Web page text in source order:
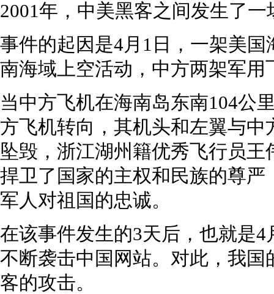
2001年，中美黑客之间发生了
事件的起因是4月1日，一架美
南海域上空活动，中方两架军
当中方飞机在海南岛东南104公
方飞机转向，其机头和左翼与
坠毁，浙江湖州籍优秀飞行员
捍卫了国家的主权和民族的尊
军人对祖国的忠诚。
在该事件发生的3天后，也就是
不断袭击中国网站。对此，我
客的攻击。